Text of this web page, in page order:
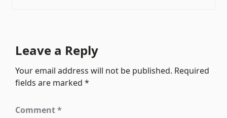
Leave a Reply
Your email address will not be published. Required
fields are marked*
Comment*